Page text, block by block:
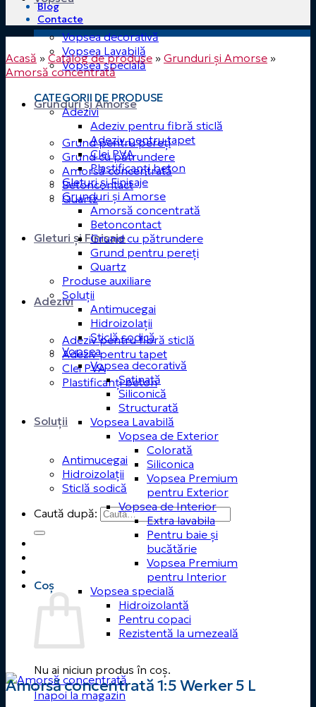
Vopsea decorativă
Vopsea Lavabilă
Vopsea specială
Grunduri și Amorse
Grund pentru pereți
Grund cu pătrundere
Amorsă concentrată
Betoncontact
Quartz
Gleturi și Finisaje
Adezivi
Adeziv pentru fibră sticlă
Adeziv pentru tapet
Clei PVA
Plastificanți beton
Soluții
Antimucegai
Hidroizolații
Sticlă sodică
Caută după:
Coș
Nu ai niciun produs în coș.
Înapoi la magazin
Blog
Contacte
Acasă » Catalog de produse » Grunduri și Amorse »
Amorsă concentrată
CATEGORII DE PRODUSE
Adezivi
Adeziv pentru fibră sticlă
Adeziv pentru tapet
Clei PVA
Plastificanți beton
Gleturi și Finisaje
Grunduri și Amorse
Amorsă concentrată
Betoncontact
Grund cu pătrundere
Grund pentru pereți
Quartz
Produse auxiliare
Soluții
Antimucegai
Hidroizolații
Sticlă sodică
Vopsea
Vopsea decorativă
Satinată
Siliconică
Structurată
Vopsea Lavabilă
Vopsea de Exterior
Colorată
Siliconica
Vopsea Premium
pentru Exterior
Vopsea de Interior
Extra lavabila
Pentru baie și
bucătărie
Vopsea Premium
pentru Interior
Vopsea specială
Hidroizolantă
Pentru copaci
Rezistentă la umezeală
Amorsă concentrată 1:5 Werker 5 L